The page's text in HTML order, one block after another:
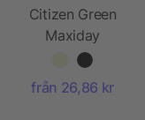
Citizen Green
Maxiday
tillbehörspåse
från 26,86 kr